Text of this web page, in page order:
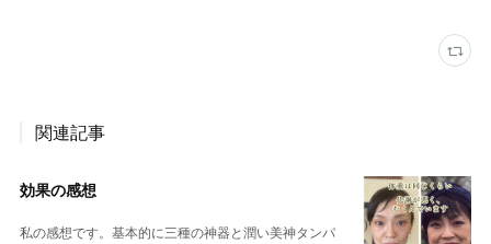
関連記事
効果の感想
私の感想です。基本的に三種の神器と潤い美神タンパ